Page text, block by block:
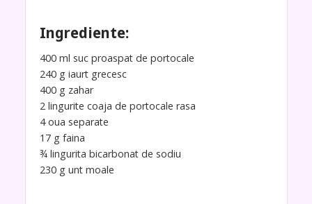
Ingrediente:
400 ml suc proaspat de portocale
240 g iaurt grecesc
400 g zahar
2 lingurite coaja de portocale rasa
4 oua separate
17 g faina
¾ lingurita bicarbonat de sodiu
230 g unt moale